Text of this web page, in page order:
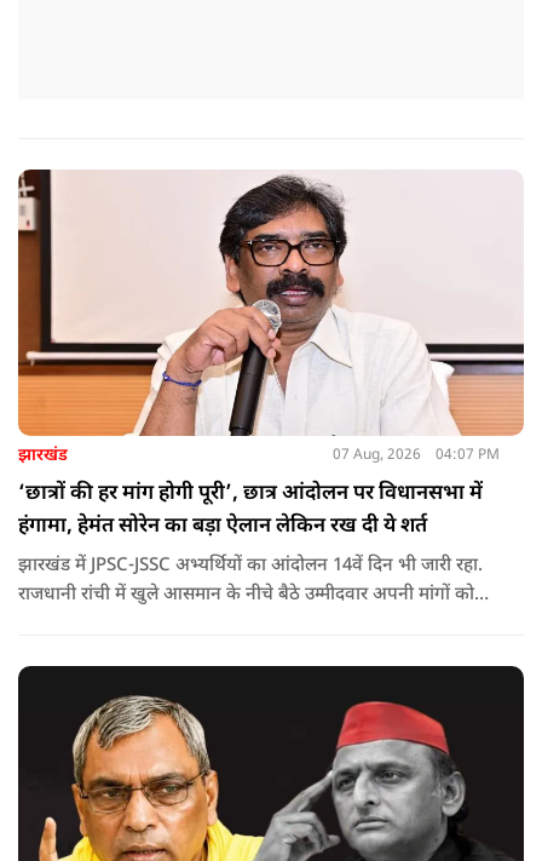
झारखंड 07 Aug, 2026 04:07 PM
‘छात्रों की हर मांग होगी पूरी’, छात्र आंदोलन पर विधानसभा में
हंगामा, हेमंत सोरेन का बड़ा ऐलान लेकिन रख दी ये शर्त
झारखंड में JPSC-JSSC अभ्यर्थियों का आंदोलन 14वें दिन भी जारी रहा.
राजधानी रांची में खुले आसमान के नीचे बैठे उम्मीदवार अपनी मांगों को